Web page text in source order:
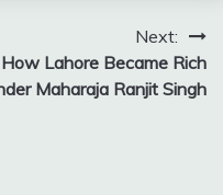
Next:
How Lahore Became Rich
Maharaja Ranjit Singh